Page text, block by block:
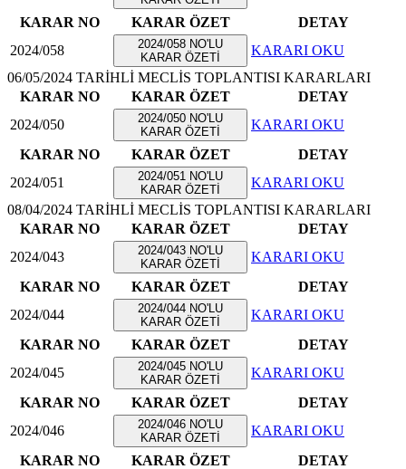
KARAR NO
KARAR ÖZET
DETAY
2024/058
2024/058 NO'LU
KARAR ÖZETİ
KARARI OKU
06/05/2024 TARİHLİ MECLİS TOPLANTISI KARARLARI
KARAR NO
KARAR ÖZET
DETAY
2024/050
2024/050 NO'LU
KARAR ÖZETİ
KARARI OKU
KARAR NO
KARAR ÖZET
DETAY
2024/051
2024/051 NO'LU
KARAR ÖZETİ
KARARI OKU
08/04/2024 TARİHLİ MECLİS TOPLANTISI KARARLARI
KARAR NO
KARAR ÖZET
DETAY
2024/043
2024/043 NO'LU
KARAR ÖZETİ
KARARI OKU
KARAR NO
KARAR ÖZET
DETAY
2024/044
2024/044 NO'LU
KARAR ÖZETİ
KARARI OKU
KARAR NO
KARAR ÖZET
DETAY
2024/045
2024/045 NO'LU
KARAR ÖZETİ
KARARI OKU
KARAR NO
KARAR ÖZET
DETAY
2024/046
2024/046 NO'LU
KARAR ÖZETİ
KARARI OKU
KARAR NO
KARAR ÖZET
DETAY